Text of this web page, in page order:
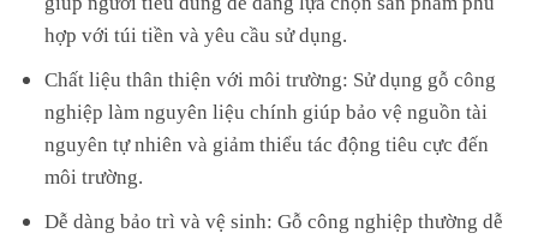
hợp với túi tiền và yêu cầu sử dụng.
Chất liệu thân thiện với môi trường: Sử dụng gỗ công
nghiệp làm nguyên liệu chính giúp bảo vệ nguồn tài
nguyên tự nhiên và giảm thiểu tác động tiêu cực đến
môi trường.
Dễ dàng bảo trì và vệ sinh: Gỗ công nghiệp thường dễ